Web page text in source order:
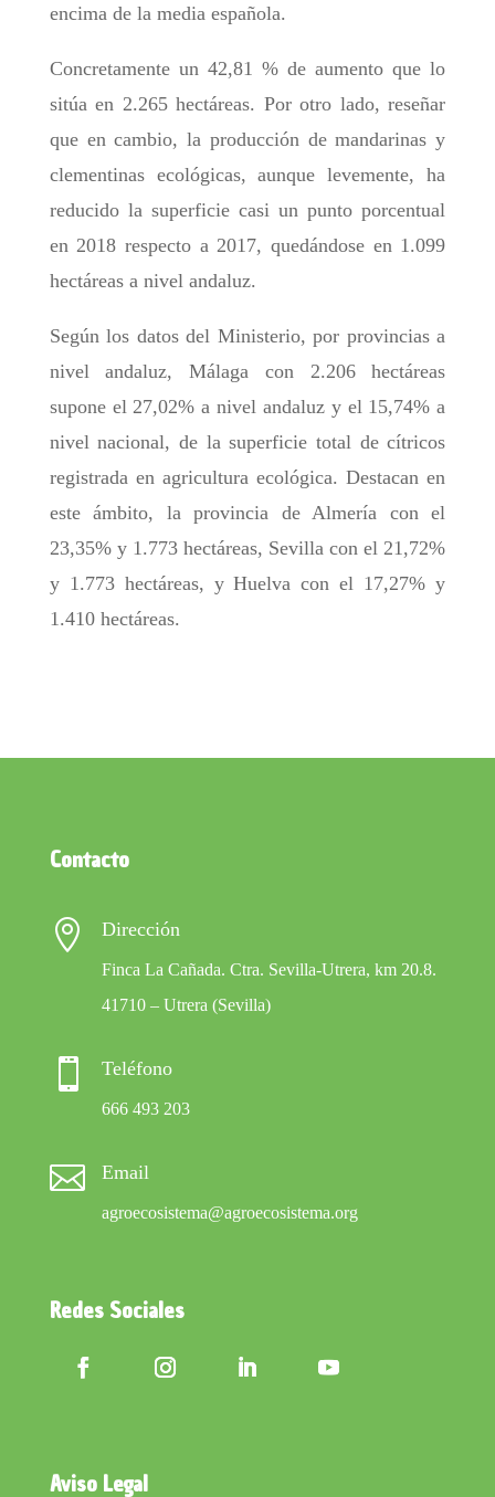
encima de la media española.
Concretamente un 42,81 % de aumento que lo
sitúa en 2.265 hectáreas. Por otro lado, reseñar
que en cambio, la producción de mandarinas y
clementinas ecológicas, aunque levemente, ha
reducido la superficie casi un punto porcentual
en 2018 respecto a 2017, quedándose en 1.099
hectáreas a nivel andaluz.
Según los datos del Ministerio, por provincias a
nivel andaluz, Málaga con 2.206 hectáreas
supone el 27,02% a nivel andaluz y el 15,74% a
nivel nacional, de la superficie total de cítricos
registrada en agricultura ecológica. Destacan en
este ámbito, la provincia de Almería con el
23,35% y 1.773 hectáreas, Sevilla con el 21,72%
y 1.773 hectáreas, y Huelva con el 17,27% y
1.410 hectáreas.
Contacto
 Dirección
Finca La Cañada. Ctra. Sevilla-Utrera, km 20.8.
41710 – Utrera (Sevilla)
 Teléfono
666 493 203
 Email
agroecosistema@agroecosistema.org
Redes Sociales
Aviso Legal